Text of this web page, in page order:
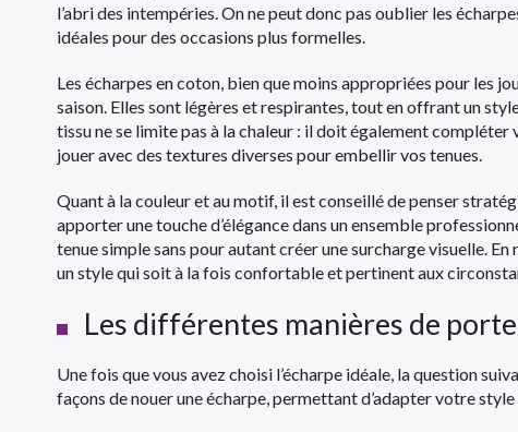
l’abri des intempéries. On ne peut donc pas oublier les
idéales pour des occasions plus formelles.
Les écharpes en coton, bien que moins appropriées pour les
saison. Elles sont légères et respirantes, tout en offrant un
tissu ne se limite pas à la chaleur : il doit également
jouer avec des textures diverses pour embellir vos tenues.
Quant à la couleur et au motif, il est conseillé de penser
apporter une touche d’élégance dans un ensemble
tenue simple sans pour autant créer une surcharge visuelle.
un style qui soit à la fois confortable et pertinent aux
Les différentes manières de
Une fois que vous avez choisi l’écharpe idéale, la question
façons de nouer une écharpe, permettant d’adapter votre style